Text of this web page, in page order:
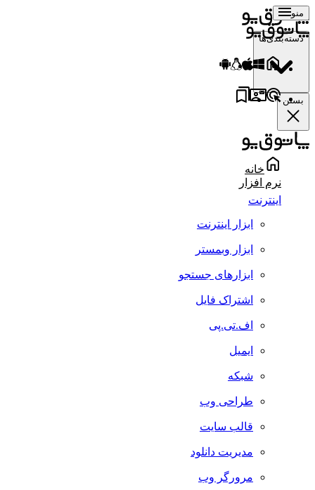
منو
دسته‌بندی‌ها
بستن
خانه
نرم افزار
اینترنت
ابزار اینترنت
ابزار وبمستر
ابزارهای جستجو
اشتراک فایل
اف.تی.پی
ایمیل
شبکه
طراحی وب
قالب سایت
مدیریت دانلود
مرورگر وب